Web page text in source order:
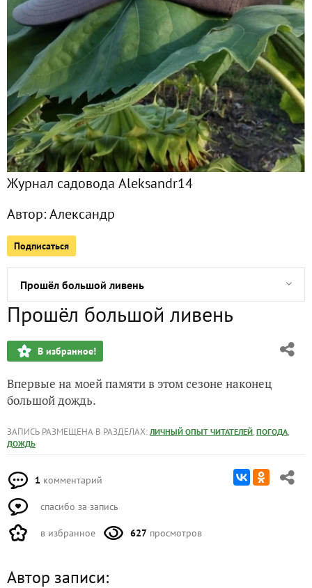
Журнал садовода Aleksandr14
Автор:Александр
Подписаться
Все публикации 1118
Сейчас обсуждают
Перечитываю материалы за год, много текста и фото.
Дневник июня. Первая декада: тыква, фасоль, арбуз,
Первые дожди. Только сейчас есть смысл засевать
Ливень
Томаты и перцы: мужественное решение десятилетия
Прошёл большой ливень
1 июня. Засуха. Поливы
Последний день весны. Начало лета. Прогноз погоды на
Последняя декада мая
Прошёл большой ливень
В избранное!
Впервые на моей памяти в этом сезоне наконец
большой дождь.
ЗАПИСЬ РАЗМЕЩЕНА В РАЗДЕЛАХ: ЛИЧНЫЙ ОПЫТ ЧИТАТЕЛЕЙ, ПОГОДА,
ДОЖДЬ
1 комментарий
спасибо за запись
в избранное 627 просмотров
Автор записи: